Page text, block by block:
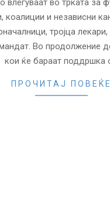
влегуваат во трката за
коалиции и независни
тројца
Во продолжение
кои ќе бараат поддршка
ПРОЧИТАЈ ПОВЕЌЕ